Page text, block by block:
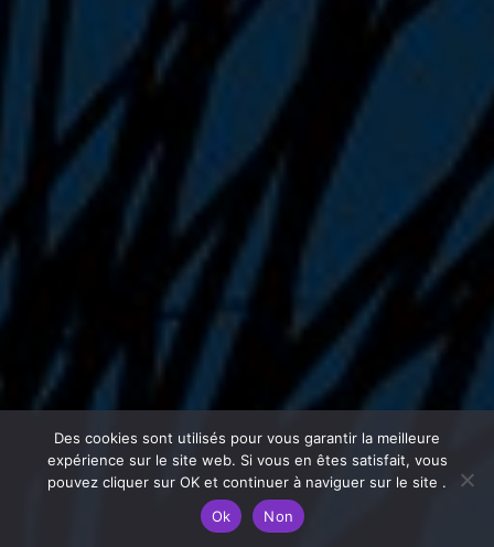
Des cookies sont utilisés pour vous garantir la meilleure
expérience sur le site web. Si vous en êtes satisfait, vous
pouvez cliquer sur OK et continuer à naviguer sur le site .
Ok
Non